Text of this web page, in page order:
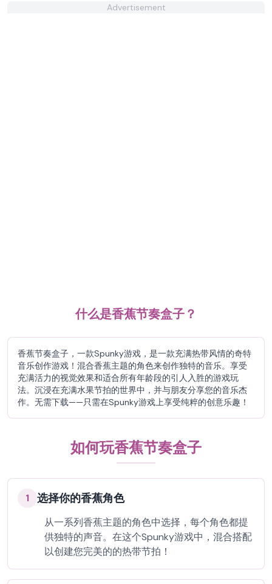
Advertisement
什么是香蕉节奏盒子？
香蕉节奏盒子，一款Spunky游戏，是一款充满热带风情的奇特
音乐创作游戏！混合香蕉主题的角色来创作独特的音乐。享受
充满活力的视觉效果和适合所有年龄段的引人入胜的游戏玩
法。沉浸在充满水果节拍的世界中，并与朋友分享您的音乐杰
作。无需下载——只需在Spunky游戏上享受纯粹的创意乐趣！
如何玩香蕉节奏盒子
1 选择你的香蕉角色
从一系列香蕉主题的角色中选择，每个角色都提
供独特的声音。在这个Spunky游戏中，混合搭配
以创建您完美的的热带节拍！